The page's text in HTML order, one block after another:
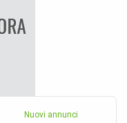
Nuovi annunci